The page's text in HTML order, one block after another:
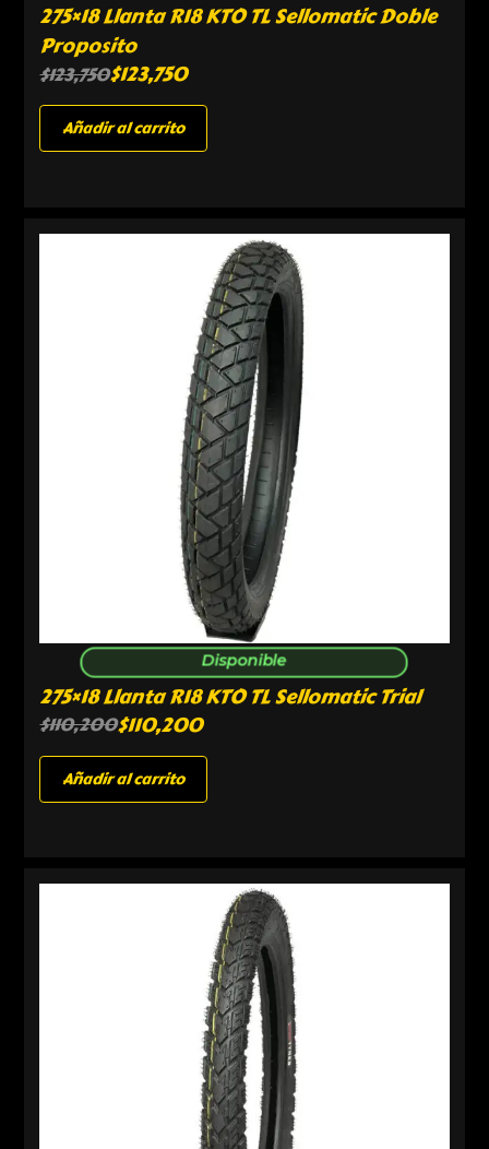
275×18 Llanta R18 KTO TL Sellomatic Doble
Proposito
$123,750$123,750
Añadir al carrito
Disponible
275×18 Llanta R18 KTO TL Sellomatic Trial
$110,200$110,200
Añadir al carrito